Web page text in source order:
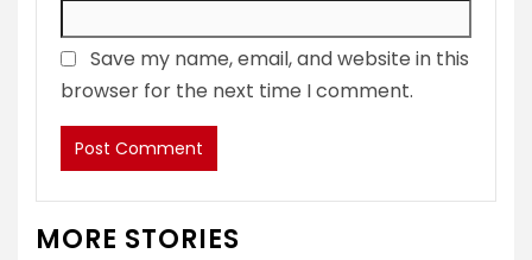
Save my name, email, and website in this
browser for the next time I comment.
MORE STORIES